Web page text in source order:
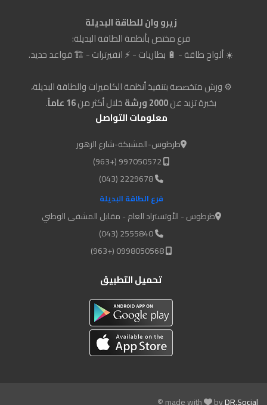
زيرو وان للطاقة البديلة
فرع مختص بأنظمة الطاقة البديلة:
☀️ ألواح طاقة - 🔋 بطاريات - ⚡ انفيرترات - 🏗️ قواعد حديد.
⚙️ ورش متخصصة بتنفيذ أنظمة الكاميرات والطاقة البديلة،
بخبرة تزيد عن2000 ورشة خلال أكثر من16 عاماً
.
معلومات التواصل
طرطوس-المشبكة-شارع الزهور
2229678 (043)
فرع الطاقة البديلة
طرطوس - الأوتستراد العام - مقابل المشفى الوطني
2555840 (043)
تحميل التطبيق